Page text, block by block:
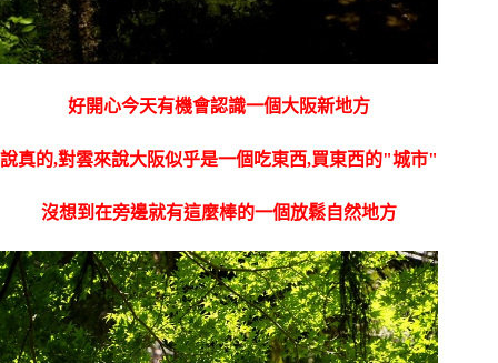
好開心今天有機會認識一個大阪新地方
說真的,對雲來說大阪似乎是一個吃東西,買東西的"城市"
沒想到在旁邊就有這麼棒的一個放鬆自然地方